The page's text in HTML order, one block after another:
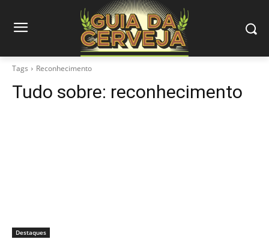
Tags Reconhecimento
Tudo sobre: reconhecimento
Destaques